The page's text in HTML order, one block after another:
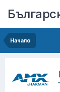
Начало